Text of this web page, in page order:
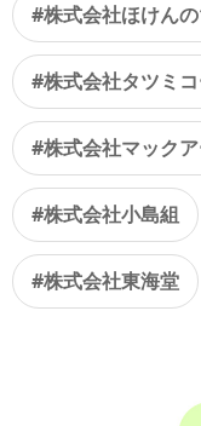
#株式会社ほけん
#株式会社タツミ
#株式会社マック
#株式会社小島組
#株式会社東海堂